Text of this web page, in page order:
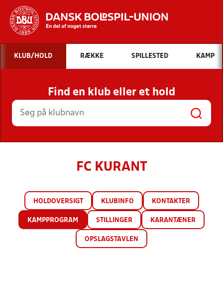
Hvad vil du søge efter?
INDHOLD OG NYHEDER
STILLINGER, RESULTATER, KLUBBER OG
HOLD
KLUB/HOLD RÆKKE SPILLESTED KAMP
Find en klub eller et hold
FC KURANT
HOLDOVERSIGT KLUBINFO KONTAKTER
KAMPPROGRAM STILLINGER KARANTÆNER
OPSLAGSTAVLEN